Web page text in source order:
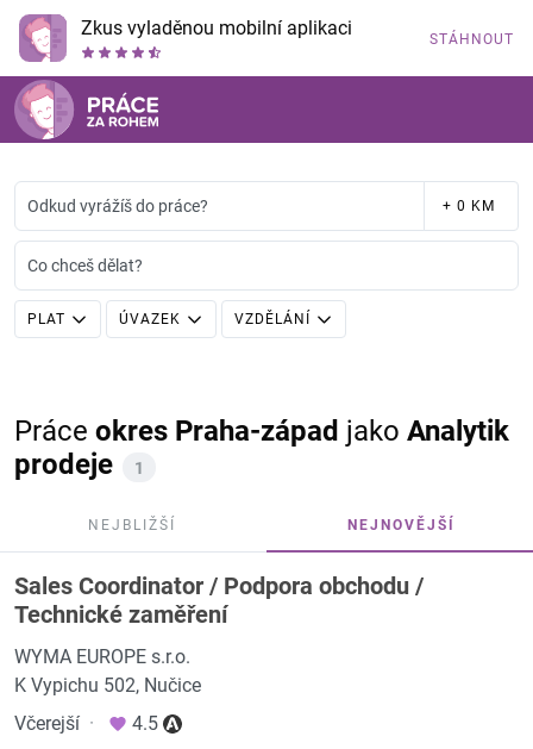
Zkus vyladěnou mobilní aplikaci STÁHNOUT
Odkud vyrážíš do práce? + 0 KM
Co chceš dělat?
PLAT ÚVAZEK VZDĚLÁNÍ
Práce okres Praha-západ jako Analytik
prodeje
1
NEJBLIŽŠÍ NEJNOVĚJŠÍ
Sales Coordinator / Podpora obchodu /
Technické zaměření
WYMA EUROPE s.r.o.
K Vypichu 502, Nučice
Včerejší · 4.5